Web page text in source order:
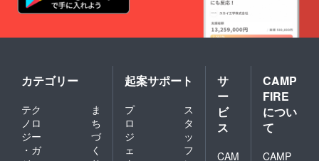
はお客
要な量
意して
下さ
い。
カテゴリー
テク
ノロ
ジー
・ガ
ま
ち
づ
く
起案サポート
プ
ロ
ジ
ェ
ス
タ
ッ
フ
サ
ー
ビ
ス
CAM
CAMP
FIRE
につい
て
CAMP